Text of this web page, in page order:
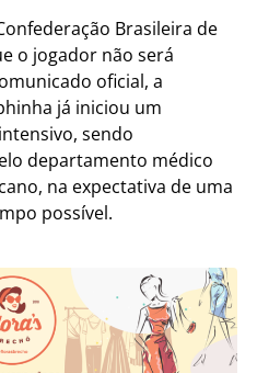
Brasileira de
o jogador não será
oficial, a
já iniciou um
sendo
departamento médico
na expectativa de uma
possível.